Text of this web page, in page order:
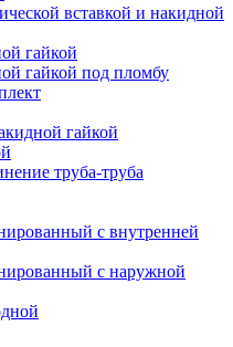
вставкой и накидной
гайкой
гайкой под пломбу
гайкой
труба-труба
с внутренней
с наружной